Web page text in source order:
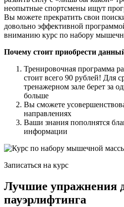
неопытные спортсмены ищут
Вы можете прекратить свои
довольно эффективной
вниманию курс по набору
Почему стоит приобрести
Тренировочная программа
стоит всего 90 рублей! Для
тренажерном зале берет за
больше
Вы сможете
направлениях
Ваши знания пополнятся
информации
Записаться на курс
Лучшие упражнения
пауэрлифтинга